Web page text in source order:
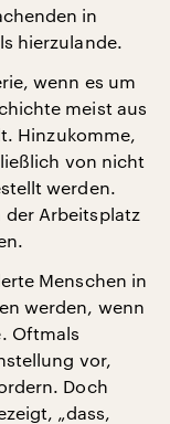
in
hierzulande.
wenn es um
meist aus
Hinzukomme,
von nicht
werden.
der Arbeitsplatz
Menschen in
werden, wenn
Oftmals
vor,
Doch
„dass,